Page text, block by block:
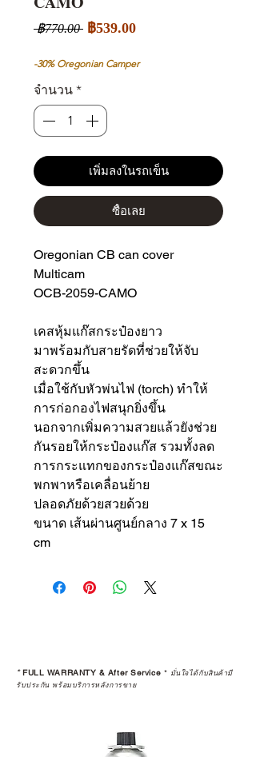
฿770.00 ราคา
฿539.00ราคา
ลด
-30% Oregonian Camper
จำนวน *
เพิ่มลงในรถเข็น
ซื้อเลย
Oregonian CB can cover
Multicam
OCB-2059-CAMO
เคสหุ้มแก๊สกระป๋องยาว
มาพร้อมกับสายรัดที่ช่วยให้จับ
สะดวกขึ้น
เมื่อใช้กับหัวพ่นไฟ (torch) ทำให้
การก่อกองไฟสนุกยิ่งขึ้น
นอกจากเพิ่มความสวยแล้วยังช่วย
กันรอยให้กระป๋องแก๊ส รวมทั้งลด
การกระแทกของกระป๋องแก๊สขณะ
พกพาหรือเคลื่อนย้าย
ปลอดภัยด้วยสวยด้วย
ขนาด เส้นผ่านศูนย์กลาง 7 x 15
cm
*FULL WARRANTY & After Service * มั่นใจได้กับสินค้ามี
รับประกัน พร้อมบริการหลังการขาย